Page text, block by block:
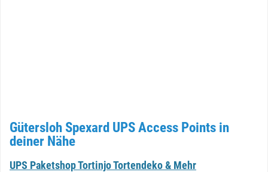
Gütersloh Spexard UPS Access Points in
deiner Nähe
UPS Paketshop Tortinjo Tortendeko & Mehr